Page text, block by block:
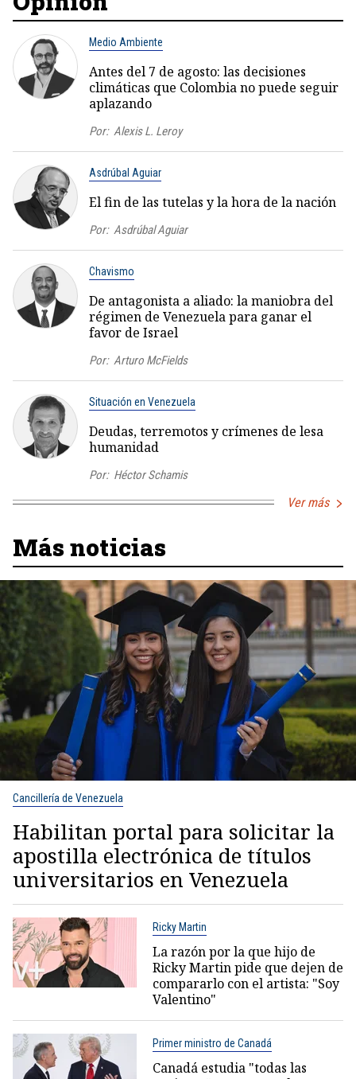
Medio Ambiente
Antes del 7 de agosto: las decisiones
climáticas que Colombia no puede seguir
aplazando
Por: Alexis L. Leroy
Asdrúbal Aguiar
El fin de las tutelas y la hora de la nación
Por: Asdrúbal Aguiar
Chavismo
De antagonista a aliado: la maniobra del
régimen de Venezuela para ganar el
favor de Israel
Por: Arturo McFields
Situación en Venezuela
Deudas, terremotos y crímenes de lesa
humanidad
Por: Héctor Schamis
Ver más
Más noticias
Cancillería de Venezuela
Habilitan portal para solicitar la
apostilla electrónica de títulos
universitarios en Venezuela
Ricky Martin
La razón por la que hijo de
Ricky Martin pide que dejen de
compararlo con el artista: "Soy
Valentino"
Primer ministro de Canadá
Canadá estudia "todas las